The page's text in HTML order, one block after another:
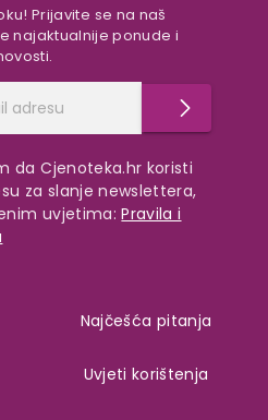
Prijavite se na naš
najaktualnije ponude i
da Cjenoteka.hr koristi
za slanje newslettera,
uvjetima: Pravila i
Najčešća pitanja
Uvjeti korištenja